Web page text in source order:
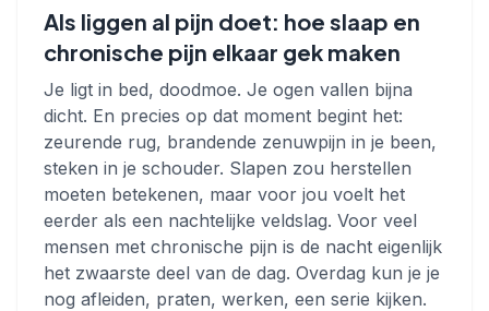
Als liggen al pijn doet: hoe slaap en
chronische pijn elkaar gek maken
Je ligt in bed, doodmoe. Je ogen vallen bijna
dicht. En precies op dat moment begint het:
zeurende rug, brandende zenuwpijn in je been,
steken in je schouder. Slapen zou herstellen
moeten betekenen, maar voor jou voelt het
eerder als een nachtelijke veldslag. Voor veel
mensen met chronische pijn is de nacht eigenlijk
het zwaarste deel van de dag. Overdag kun je je
nog afleiden, praten, werken, een serie kijken.